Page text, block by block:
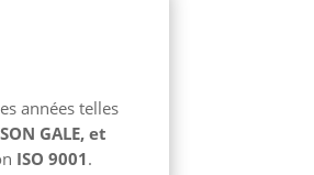
années telles
GALE, et
ISO 9001.